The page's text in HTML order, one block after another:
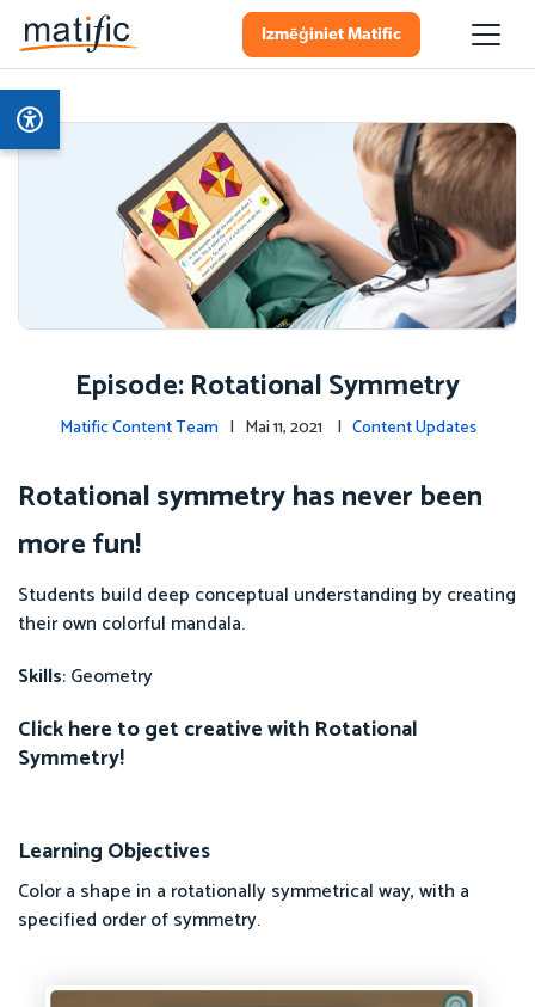
Izmēģiniet Matific
Episode: Rotational Symmetry
Matific Content Team | Mai 11, 2021 | Content Updates
Rotational symmetry has never been
more fun!
Students build deep conceptual understanding by creating
their own colorful mandala.
Skills: Geometry
Click here to get creative with Rotational
Symmetry!
Learning Objectives
Color a shape in a rotationally symmetrical way, with a
specified order of symmetry.